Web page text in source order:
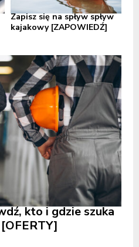
Zapisz się na spływ spływ
kajakowy [ZAPOWIEDŹ]
kto i gdzie szuka